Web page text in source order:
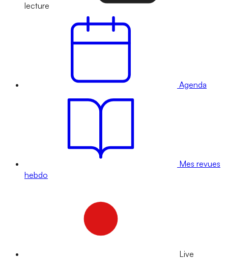
lecture
Agenda
Mes revues
hebdo
Live